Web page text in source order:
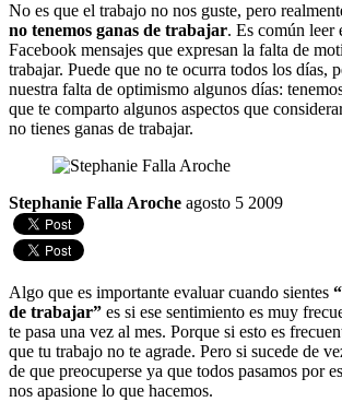
No es que el trabajo no nos guste, pero
no tenemos ganas de trabajar. Es común leer
Facebook mensajes que expresan la falta de
trabajar. Puede que no te ocurra todos los días,
nuestra falta de optimismo algunos días:
que te comparto algunos aspectos que
no tienes ganas de trabajar.
Stephanie Falla Aroche agosto 5 2009
Algo que es importante evaluar cuando sientes
de trabajar” es si ese sentimiento es muy
te pasa una vez al mes. Porque si esto es
que tu trabajo no te agrade. Pero si sucede de
de que preocuperse ya que todos pasamos por
nos apasione lo que hacemos.